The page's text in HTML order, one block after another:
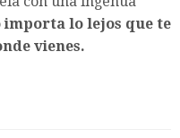
importa lo lejos que te
vienes.